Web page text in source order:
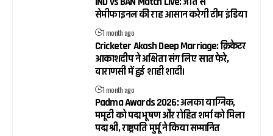
सेमीफाइनल की राह आसान करेगी टीम इंडिया
1 month ago
Cricketer Akash Deep Marriage: क्रिकेटर
आकाशदीप ने अक्षिता संग लिए सात फेरे,
वाराणसी में हुई शाही शादी।
1 month ago
Padma Awards 2026: अलका याग्निक,
ममूटी को पद्म भूषण और रोहित शर्मा को मिला
पद्म श्री, राष्ट्रपति मुर्मू ने किया सम्मानित